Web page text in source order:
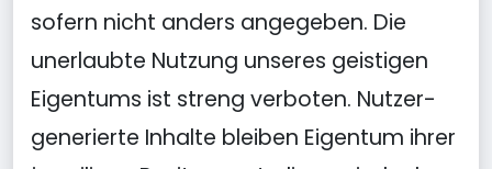
sofern nicht anders angegeben. Die
unerlaubte Nutzung unseres geistigen
Eigentums ist streng verboten. Nutzer-
generierte Inhalte bleiben Eigentum ihrer